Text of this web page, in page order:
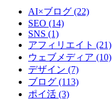
AI×ブログ (22)
SEO (14)
SNS (1)
アフィリエイト (21)
ウェブメディア (10)
デザイン (7)
ブログ (113)
ポイ活 (3)